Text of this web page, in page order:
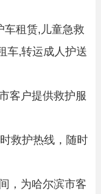
车租赁,儿童急救
车,转运成人护送
客户提供救护服
救护热线，随时
，为哈尔滨市客